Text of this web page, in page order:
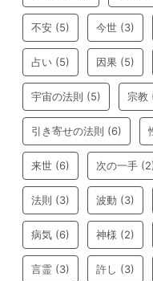
不安 (5) 今世 (3)
占い (5) 因果 (5)
宇宙の法則 (5) 宗教
引き寄せの法則 (6)
来世 (6) 次の一手
法則 (3) 波動 (3)
病気 (6) 神様 (2)
言霊 (3) 許し (3)